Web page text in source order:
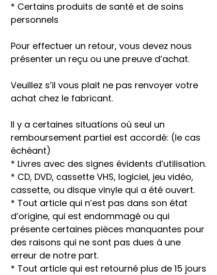
* Certains produits de santé et de soins
personnels
Pour effectuer un retour, vous devez nous
présenter un reçu ou une preuve d’achat.
Veuillez s’il vous plait ne pas renvoyer votre
achat chez le fabricant.
Il y a certaines situations où seul un
remboursement partiel est accordé: (le cas
échéant)
* Livres avec des signes évidents d’utilisation.
* CD, DVD, cassette VHS, logiciel, jeu vidéo,
cassette, ou disque vinyle qui a été ouvert.
* Tout article qui n’est pas dans son état
d’origine, qui est endommagé ou qui
présente certaines pièces manquantes pour
des raisons qui ne sont pas dues à une
erreur de notre part.
* Tout article qui est retourné plus de 15 jours